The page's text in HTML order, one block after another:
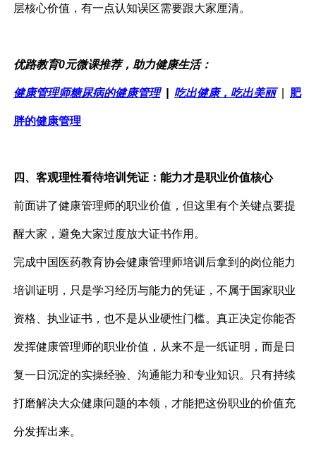
层核心价值，有一点认知误区需要跟大家厘清。
优路教育0元微课推荐，助力健康生活：
健康管理师糖尿病的健康管理| 吃出健康，吃出美丽| 肥
胖的健康管理
四、客观理性看待培训凭证：能力才是职业价值核心
前面讲了健康管理师的职业价值，但这里有个关键点要提
醒大家，避免大家过度放大证书作用。
完成中国医药教育协会健康管理师培训后拿到的岗位能力
培训证明，只是学习经历与能力的凭证，不属于国家职业
资格、执业证书，也不是从业硬性门槛。真正决定你能否
发挥健康管理师的职业价值，从来不是一纸证明，而是日
复一日沉淀的实操经验、沟通能力和专业知识。只有持续
打磨解决大众健康问题的本领，才能把这份职业的价值充
分发挥出来。